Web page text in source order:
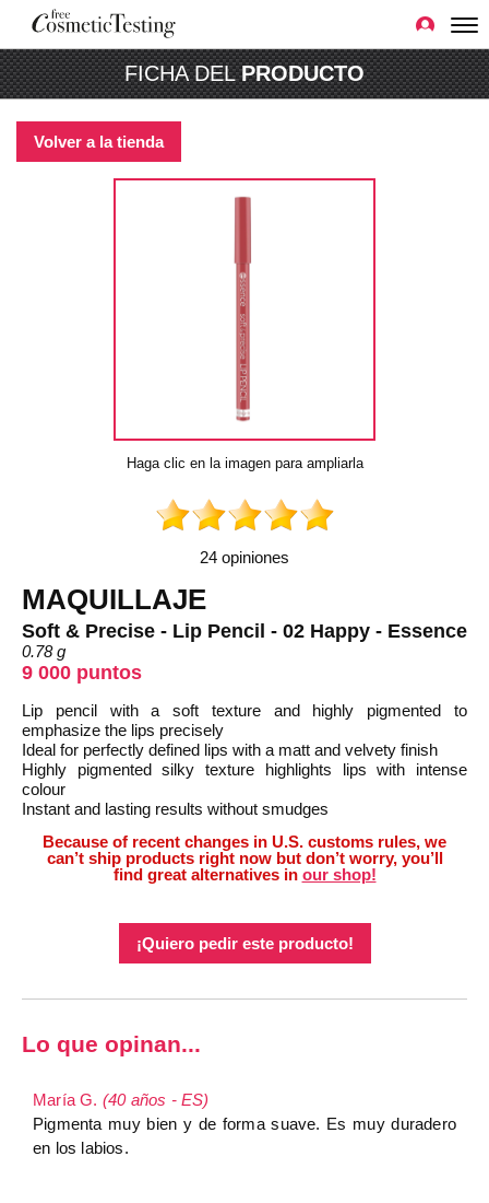
FICHA DELPRODUCTO
Volver a la tienda
Haga clic en la imagen para ampliarla
24 opiniones
MAQUILLAJE
Soft & Precise - Lip Pencil - 02 Happy - Essence
0.78 g
9 000 puntos
Lip pencil with a soft texture and highly pigmented to
emphasize the lips precisely
Ideal for perfectly defined lips with a matt and velvety finish
Highly pigmented silky texture highlights lips with intense
colour
Instant and lasting results without smudges
Because of recent changes in U.S. customs rules, we
can’t ship products right now but don’t worry, you’ll
find great alternatives in our shop!
¡Quiero pedir este producto!
Lo que opinan...
María G. (40 años - ES)
Pigmenta muy bien y de forma suave. Es muy duradero
en los labios.